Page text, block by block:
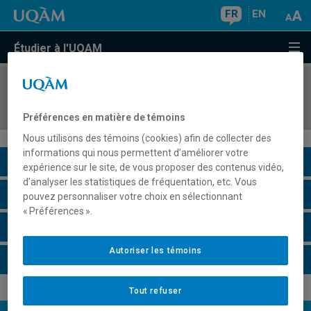
FR EN
Étudier à l'UQAM
COURS//
Description du cours
Horaire - Été 2026
Préférences en matière de témoins
Nous utilisons des témoins (cookies) afin de collecter des
informations qui nous permettent d’améliorer votre
expérience sur le site, de vous proposer des contenus vidéo,
d’analyser les statistiques de fréquentation, etc. Vous
pouvez personnaliser votre choix en sélectionnant
« Préférences ».
Tout refuser
Autoriser les témoins